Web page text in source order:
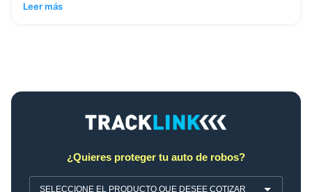
Leer más
¿Quieres proteger tu auto de robos?